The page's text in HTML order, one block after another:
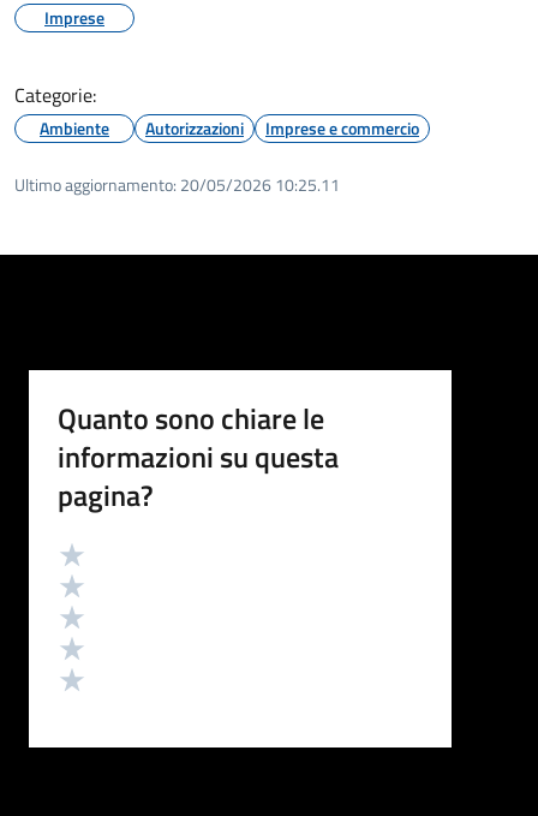
Imprese
Categorie:
Ambiente Autorizzazioni Imprese e commercio
Ultimo aggiornamento: 20/05/2026 10:25.11
Quanto sono chiare le
informazioni su questa
pagina?
Valutazione